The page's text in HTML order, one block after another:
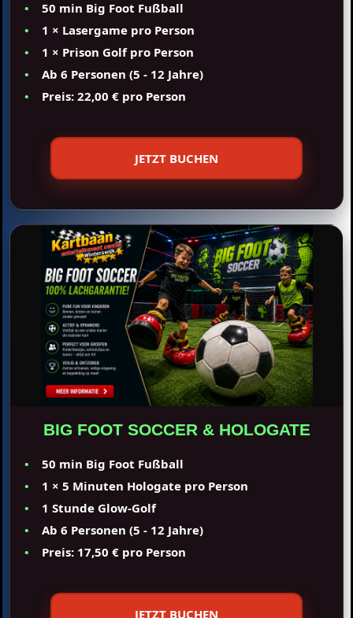
50 min Big Foot Fußball
1 × Lasergame pro Person
1 × Prison Golf pro Person
Ab 6 Personen (5 - 12 Jahre)
Preis: 22,00 € pro Person
JETZT BUCHEN
BIG FOOT SOCCER & HOLOGATE
50 min Big Foot Fußball
1 × 5 Minuten Hologate pro Person
1 Stunde Glow-Golf
Ab 6 Personen (5 - 12 Jahre)
Preis: 17,50 € pro Person
JETZT BUCHEN